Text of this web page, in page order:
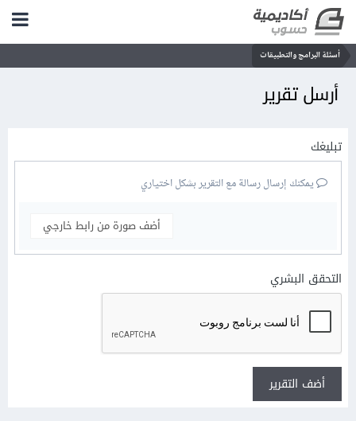
أسئلة البرامج والتطبيقات
أرسل تقرير
تبليغك
يمكنك إرسال رسالة مع التقرير بشكل اختياري
أضف صورة من رابط خارجي
التحقق البشري
أضف التقرير